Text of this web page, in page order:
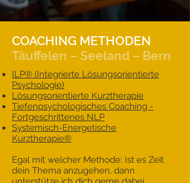
COACHING METHODEN
Täuffelen – Seeland – Bern
ILP® (Integrierte Lösungsorientierte
Psychologie)
Lösungsorientierte Kurztherapie
Tiefenpsychologisches Coaching -
Fortgeschrittenes NLP
Systemisch-Energetische
Kurztherapie®
Egal mit welcher Methode: Ist es Zeit
dein Thema anzugehen, dann